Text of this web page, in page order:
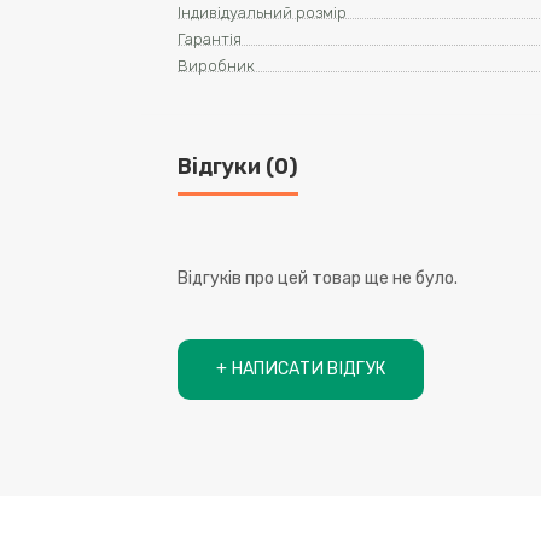
Індивідуальний розмір
Гарантія
Виробник
Відгуки (0)
Відгуків про цей товар ще не було.
+ НАПИСАТИ ВІДГУК